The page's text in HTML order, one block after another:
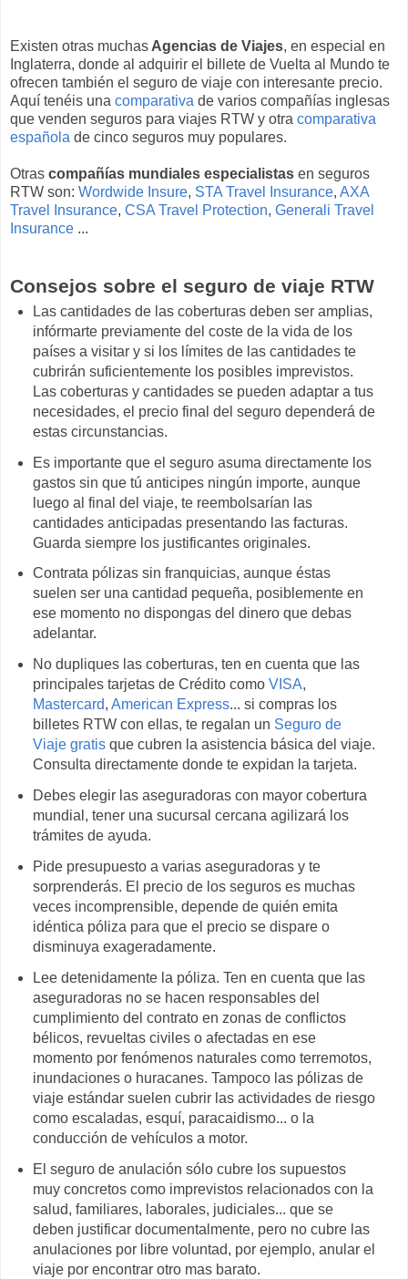
Existen otras muchas Agencias de Viajes, en especial en
Inglaterra, donde al adquirir el billete de Vuelta al Mundo te
ofrecen también el seguro de viaje con interesante precio.
Aquí tenéis una comparativa de varios compañías inglesas
que venden seguros para viajes RTW y otra comparativa
española de cinco seguros muy populares.
Otras compañías mundiales especialistas en seguros
RTW son: Wordwide Insure, STA Travel Insurance, AXA
Travel Insurance, CSA Travel Protection, Generali Travel
Insurance ...
Consejos sobre el seguro de viaje RTW
Las cantidades de las coberturas deben ser amplias,
infórmarte previamente del coste de la vida de los
países a visitar y si los límites de las cantidades te
cubrirán suficientemente los posibles imprevistos.
Las coberturas y cantidades se pueden adaptar a tus
necesidades, el precio final del seguro dependerá de
estas circunstancias.
Es importante que el seguro asuma directamente los
gastos sin que tú anticipes ningún importe, aunque
luego al final del viaje, te reembolsarían las
cantidades anticipadas presentando las facturas.
Guarda siempre los justificantes originales.
Contrata pólizas sin franquicias, aunque éstas
suelen ser una cantidad pequeña, posiblemente en
ese momento no dispongas del dinero que debas
adelantar.
No dupliques las coberturas, ten en cuenta que las
principales tarjetas de Crédito como VISA,
Mastercard, American Express... si compras los
billetes RTW con ellas, te regalan un Seguro de
Viaje gratisque cubren la asistencia básica del viaje.
Consulta directamente donde te expidan la tarjeta.
Debes elegir las aseguradoras con mayor cobertura
mundial, tener una sucursal cercana agilizará los
trámites de ayuda.
Pide presupuesto a varias aseguradoras y te
sorprenderás. El precio de los seguros es muchas
veces incomprensible, depende de quién emita
idéntica póliza para que el precio se dispare o
disminuya exageradamente.
Lee detenidamente la póliza. Ten en cuenta que las
aseguradoras no se hacen responsables del
cumplimiento del contrato en zonas de conflictos
bélicos, revueltas civiles o afectadas en ese
momento por fenómenos naturales como terremotos,
inundaciones o huracanes. Tampoco las pólizas de
viaje estándar suelen cubrir las actividades de riesgo
como escaladas, esquí, paracaidismo... o la
conducción de vehículos a motor.
El seguro de anulación sólo cubre los supuestos
muy concretos como imprevistos relacionados con la
salud, familiares, laborales, judiciales... que se
deben justificar documentalmente, pero no cubre las
anulaciones por libre voluntad, por ejemplo, anular el
viaje por encontrar otro mas barato.